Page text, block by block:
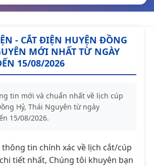
- CẮT ĐIỆN HUYỆN ĐỒNG
MỚI NHẤT TỪ NGÀY
15/08/2026
tin mới và chuẩn nhất về lịch cúp
Hỷ, Thái Nguyên từ ngày
15/08/2026.
tin chính xác về lịch cắt/cúp
tiết nhất, Chúng tôi khuyên bạn